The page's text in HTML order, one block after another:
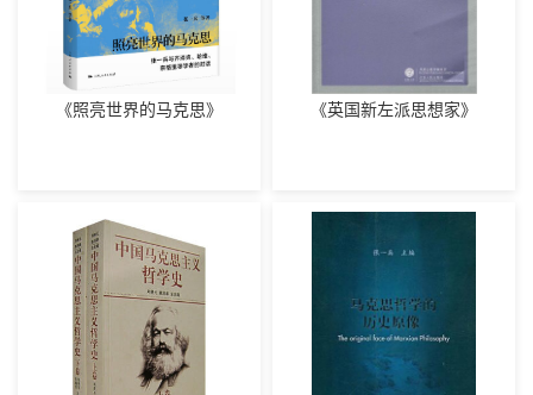
《照亮世界的马克思》 《英国新左派思想家》